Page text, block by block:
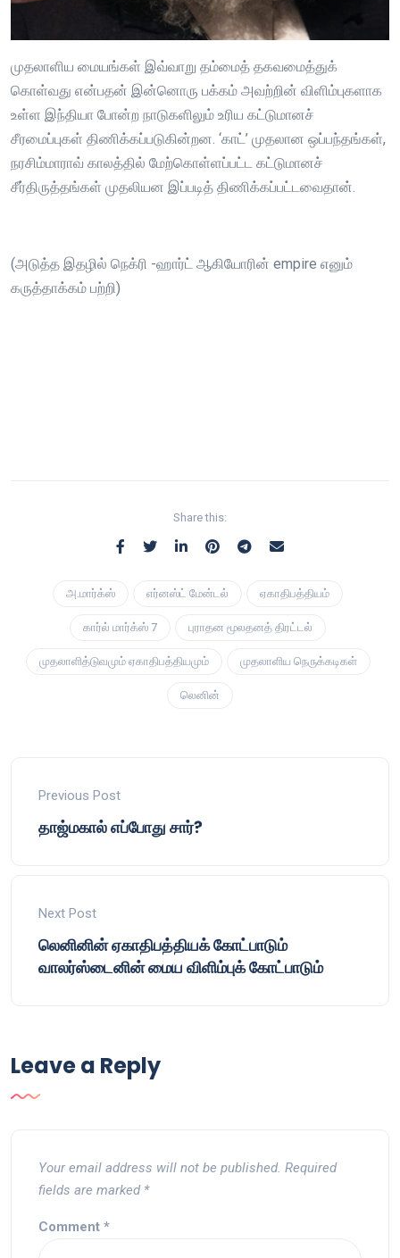
முதலாளிய மையங்கள் இவ்வாறு தம்மைத் தகவமைத்துக்
கொள்வது என்பதன் இன்னொரு பக்கம் அவற்றின் விளிம்புகளாக
உள்ள இந்தியா போன்ற நாடுகளிலும் உரிய கட்டுமானச்
சீரமைப்புகள் திணிக்கப்படுகின்றன. ‘காட்’ முதலான ஒப்பந்தங்கள்,
நரசிம்மாராவ் காலத்தில் மேற்கொள்ளப்பட்ட கட்டுமானச்
சீர்திருத்தங்கள் முதலியன இப்படித் திணிக்கப்பட்டவைதான்.
(அடுத்த இதழில் நெக்ரி -ஹார்ட் ஆகியோரின் empire எனும்
கருத்தாக்கம் பற்றி)
Share this:
அ.மார்க்ஸ் எர்னஸ்ட் மேன்டல் ஏகாதிபத்தியம்
கார்ல் மார்க்ஸ் 7 புராதன மூலதனத் திரட்டல்
முதலாளித்டுவமும் ஏகாதிபத்தியமும் முதலாளிய நெருக்கடிகள்
லெனின்
Previous Post
தாஜ்மகால் எப்போது சார்?
Next Post
லெனினின் ஏகாதிபத்தியக் கோட்பாடும்
வாலர்ஸ்டைனின் மைய விளிம்புக் கோட்பாடும்
Leave a Reply
Your email address will not be published. Required
fields are marked *
Comment *